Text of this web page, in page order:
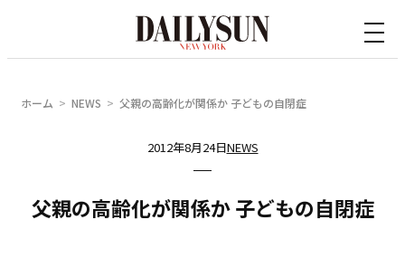
ホーム NEWS 父親の高齢化が関係か 子どもの自閉症
2012年8月24日NEWS
父親の高齢化が関係か 子どもの自閉症